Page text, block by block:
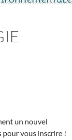
un nouvel
pour vous inscrire !